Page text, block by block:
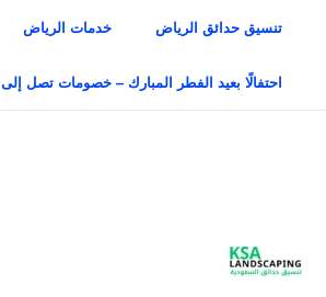
المحتوى
تنسيق حدائق الرياض خدمات الرياض
احتفالًا بعيد الفطر المبارك – خصومات تصل إلى 15% على جميع خدماتنا